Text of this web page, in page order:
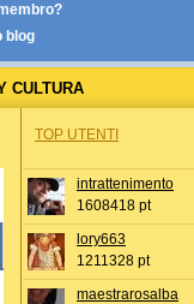
blog
CULTURA
TOP UTENTI
intrattenimento
1608418 pt
lory663
1211328 pt
maestrarosalba